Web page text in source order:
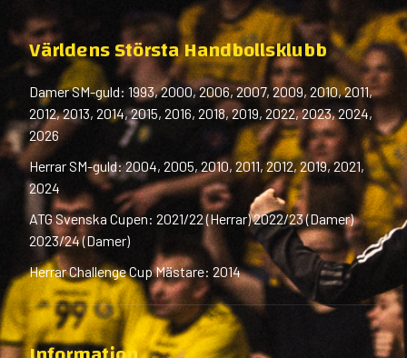
Världens Största Handbollsklubb
Damer SM-guld: 1993, 2000, 2006, 2007, 2009, 2010, 2011,
2012, 2013, 2014, 2015, 2016, 2018, 2019, 2022, 2023, 2024,
2026
Herrar SM-guld: 2004, 2005, 2010, 2011, 2012, 2019, 2021,
2024
ATG Svenska Cupen: 2021/22 (Herrar) 2022/23 (Damer)
2023/24 (Damer)
Herrar Challenge Cup Mästare: 2014